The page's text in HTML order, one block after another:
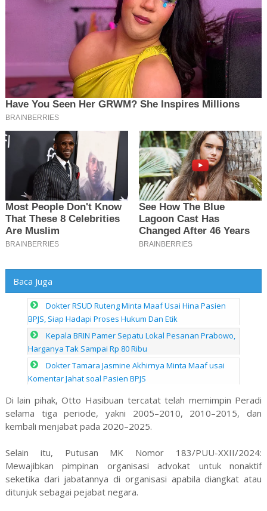
Baca Juga
Dokter RSUD Ruteng Minta Maaf Usai Hina Pasien
BPJS, Siap Hadapi Proses Hukum Dan Etik
Kepala BRIN Pamer Sepatu Lokal Pesanan Prabowo,
Harganya Tak Sampai Rp 80 Ribu
Dokter Tamara Jasmine Akhirnya Minta Maaf usai
Komentar Jahat soal Pasien BPJS
Di lain pihak, Otto Hasibuan tercatat telah memimpin Peradi
selama tiga periode, yakni 2005–2010, 2010–2015, dan
kembali menjabat pada 2020–2025.
Selain itu, Putusan MK Nomor 183/PUU-XXII/2024:
Mewajibkan pimpinan organisasi advokat untuk nonaktif
seketika dari jabatannya di organisasi apabila diangkat atau
ditunjuk sebagai pejabat negara.